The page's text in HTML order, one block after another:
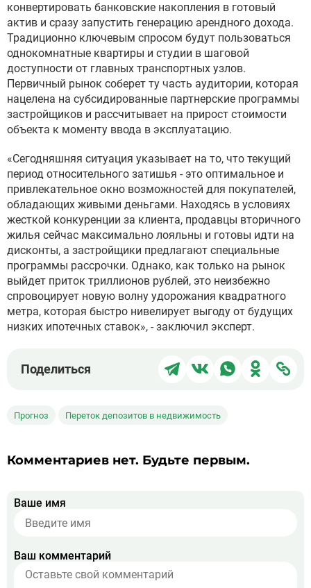
конвертировать банковские накопления в готовый
актив и сразу запустить генерацию арендного дохода.
Традиционно ключевым спросом будут пользоваться
однокомнатные квартиры и студии в шаговой
доступности от главных транспортных узлов.
Первичный рынок соберет ту часть аудитории, которая
нацелена на субсидированные партнерские программы
застройщиков и рассчитывает на прирост стоимости
объекта к моменту ввода в эксплуатацию.
«Сегодняшняя ситуация указывает на то, что текущий
период относительного затишья - это оптимальное и
привлекательное окно возможностей для покупателей,
обладающих живыми деньгами. Находясь в условиях
жесткой конкуренции за клиента, продавцы вторичного
жилья сейчас максимально лояльны и готовы идти на
дисконты, а застройщики предлагают специальные
программы рассрочки. Однако, как только на рынок
выйдет приток триллионов рублей, это неизбежно
спровоцирует новую волну удорожания квадратного
метра, которая быстро нивелирует выгоду от будущих
низких ипотечных ставок», - заключил эксперт.
Поделиться
Поделиться
Поделиться
в
Поделиться
Прогноз Переток депозитов в недвижимость
Комментариев нет. Будьте первым.
Ваше имя
Ваш комментарий